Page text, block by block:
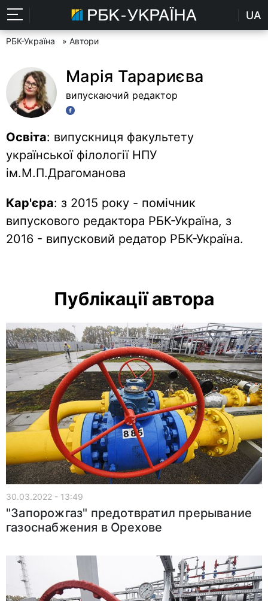
UA
РБК-Україна » Автори
Марія Тарариєва
випускаючий редактор
Освіта: випускниця факультету
української філології НПУ
ім.М.П.Драгоманова
Кар'єра: з 2015 року - помічник
випускового редактора РБК-Україна, з
2016 - випусковий редатор РБК-Україна.
Публікації автора
30.03.2022 - 13:49
"Запорожгаз" предотвратил прерывание
газоснабжения в Орехове